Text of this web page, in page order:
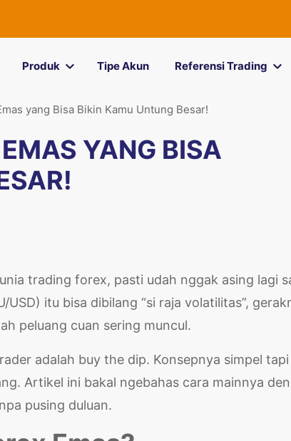
Produk Tipe Akun Referensi Trading
yang Bisa Bikin Kamu Untung Besar!
YANG BISA
trading forex, pasti udah nggak asing lagi
USD) itu bisa dibilang “si raja volatilitas”,
peluang cuan sering muncul.
adalah buy the dip. Konsepnya simpel tapi
Artikel ini bakal ngebahas cara mainnya
pusing duluan.